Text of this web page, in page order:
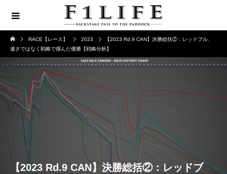
RACE【レース】 2023
【2023 Rd.9 CAN】決勝総括②：レッドブル、
速さではなく戦略で掴んだ優勝【戦略分析】
【2023 Rd.9 CAN】決勝総括②：レッドブ